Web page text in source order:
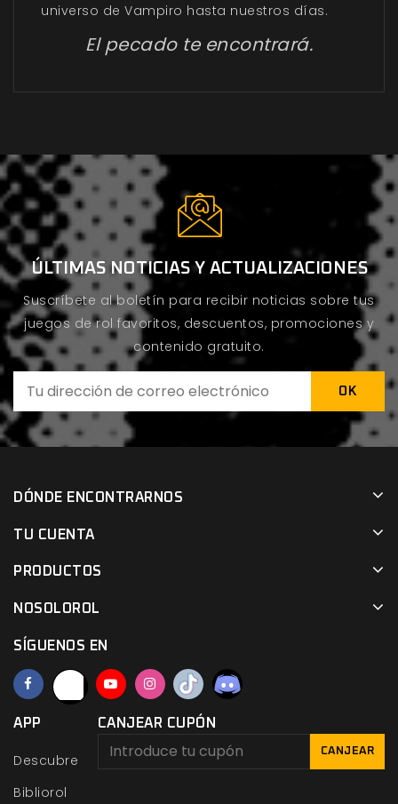
universo de Vampiro hasta nuestros días.
El pecado te encontrará.
ÚLTIMAS NOTICIAS Y ACTUALIZACIONES
Suscríbete al boletín para recibir noticias sobre tus
juegos de rol favoritos, descuentos, promociones y
contenido gratuito.
DÓNDE ENCONTRARNOS
TU CUENTA
PRODUCTOS
NOSOLOROL
SÍGUENOS EN
APP
Descubre
Bibliorol
CANJEAR CUPÓN
CANJEAR